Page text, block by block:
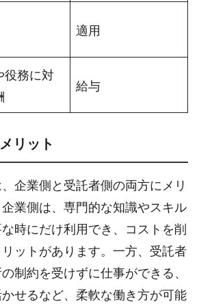
適用
役務に対
給与
リット
企業側と受託者側の両方にメリ
業側は、専門的な知識やスキル
時にだけ利用でき、コストを削
ットがあります。一方、受託者
制約を受けずに仕事ができる、
せるなど、柔軟な働き方が可能